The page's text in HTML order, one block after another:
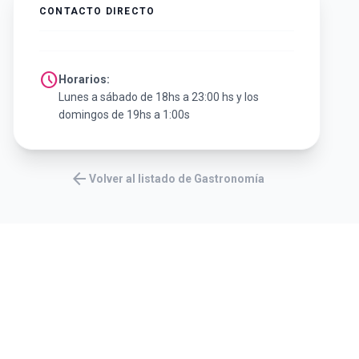
CONTACTO DIRECTO
scheduleHorarios:
Lunes a sábado de 18hs a 23:00 hs y los
domingos de 19hs a 1:00s
arrow_back Volver al listado de Gastronomía